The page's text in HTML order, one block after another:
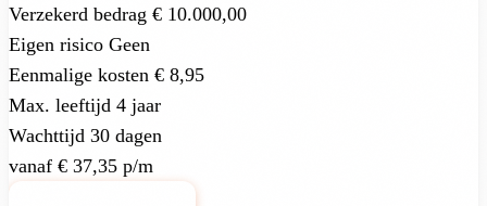
Verzekerd bedrag € 10.000,00
Eigen risico Geen
Eenmalige kosten € 8,95
Max. leeftijd 4 jaar
Wachttijd 30 dagen
vanaf € 37,35 p/m